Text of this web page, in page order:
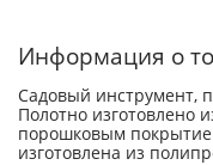
Информация о
Садовый инструмент,
Полотно изготовлено
порошковым
изготовлена из